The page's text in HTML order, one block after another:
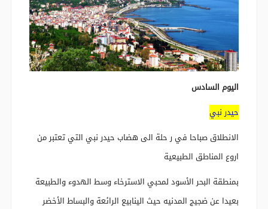
اليوم السادس
حيدر نبي
الانطلاق صباحا في ر حلة الى هضاب حيدر نبي التي تعتبر من
اروع المناطق الطبيعية
بمنطقة البحر الأسود لمحبي الاسترخاء وسط الهدوء والطبيعة
بعيدا عن ضجيج المدنيه حيث الينابيع الرائعة والبساط الأخضر